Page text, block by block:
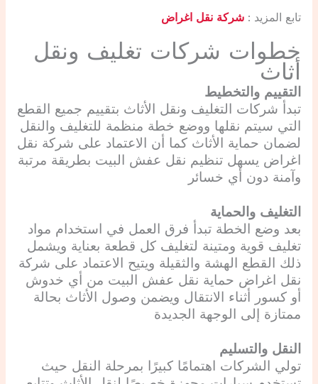
تابع المزيد : شركة نقل اغراض
خطوات شركات تغليف ونقل
أثاث
التقييم والتخطيط
تبدأ شركات التغليف ونقل الأثاث بتقييم جميع القطع
التي سيتم نقلها ووضع خطة منظمة للتغليف والنقل
لضمان حماية الأثاث كما أن الاعتماد على شركة نقل
اغراض يسهل تنظيم نقل عفش البيت بطريقة مرتبة
وآمنة دون أي خسائر
التغليف والحماية
بعد وضع الخطة تبدأ فرق العمل في استخدام مواد
تغليف قوية ومتينة لتغليف كل قطعة بعناية ويشمل
ذلك القطع الهشة والثقيلة ويتيح الاعتماد على شركة
نقل اغراض حماية نقل عفش البيت من أي خدوش
أو كسور أثناء الانتقال ويضمن وصول الأثاث بحالة
ممتازة إلى الوجهة الجديدة
النقل والتسليم
تولي الشركات اهتمامًا كبيرًا بمرحلة النقل حيث